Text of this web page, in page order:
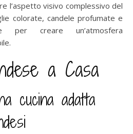
l’aspetto visivo complessivo del
colorate, candele profumate e
per creare un’atmosfera
a Casa
cucina adatta